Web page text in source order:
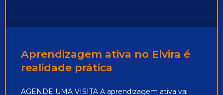
Aprendizagem ativa no Elvira é
realidade prática
AGENDE UMA VISITA A aprendizagem ativa vai